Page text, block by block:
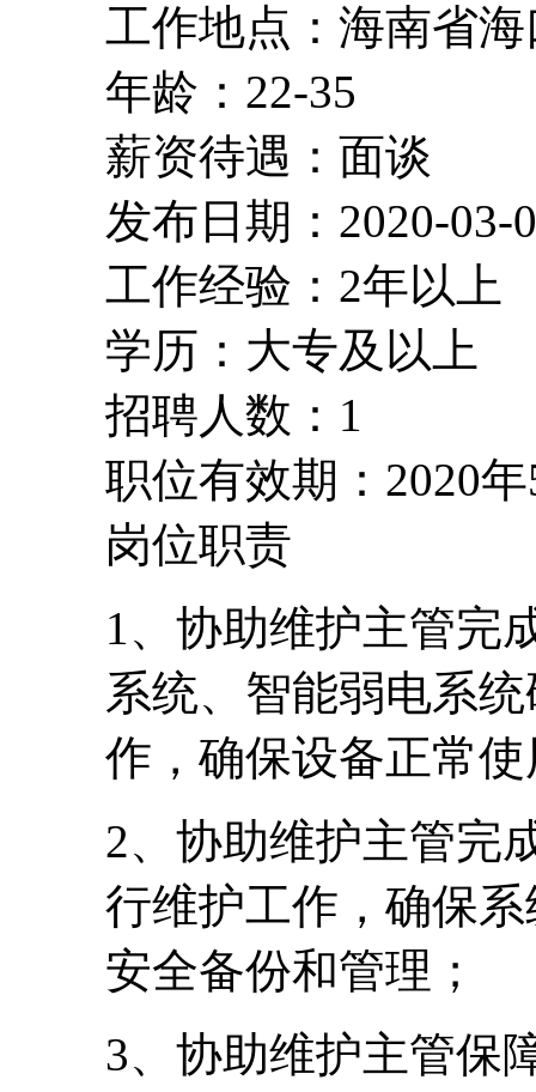
工作地点：海南省
年龄：22-35
薪资待遇：面谈
发布日期：2020-03-
工作经验：2年以上
学历：大专及以上
招聘人数：1
职位有效期：2020
岗位职责
1、协助维护主管完
系统、智能弱电系
作，确保设备正常
2、协助维护主管完
行维护工作，确保
安全备份和管理；
3、协助维护主管保